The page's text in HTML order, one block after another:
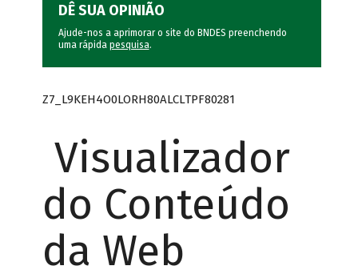
DÊ SUA OPINIÃO
Ajude-nos a aprimorar o site do BNDES preenchendo
uma rápida pesquisa.
Z7_L9KEH4O0LORH80ALCLTPF80281
Visualizador
do Conteúdo
da Web